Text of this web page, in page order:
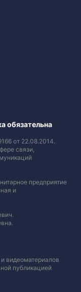
обязательна
от 22.08.2014.
связи,
предприятие
и
видеоматериалов
публикацией